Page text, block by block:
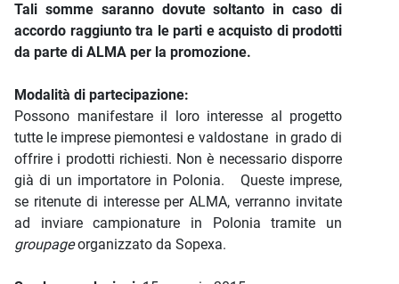
Tali somme saranno dovute soltanto in caso di
accordo raggiunto tra le parti e acquisto di prodotti
da parte di ALMA per la promozione.
Modalità di partecipazione:
Possono manifestare il loro interesse al progetto
tutte le imprese piemontesi e valdostane in grado di
offrire i prodotti richiesti. Non è necessario disporre
già di un importatore in Polonia. Queste imprese,
se ritenute di interesse per ALMA, verranno invitate
ad inviare campionature in Polonia tramite un
groupageorganizzato da Sopexa.